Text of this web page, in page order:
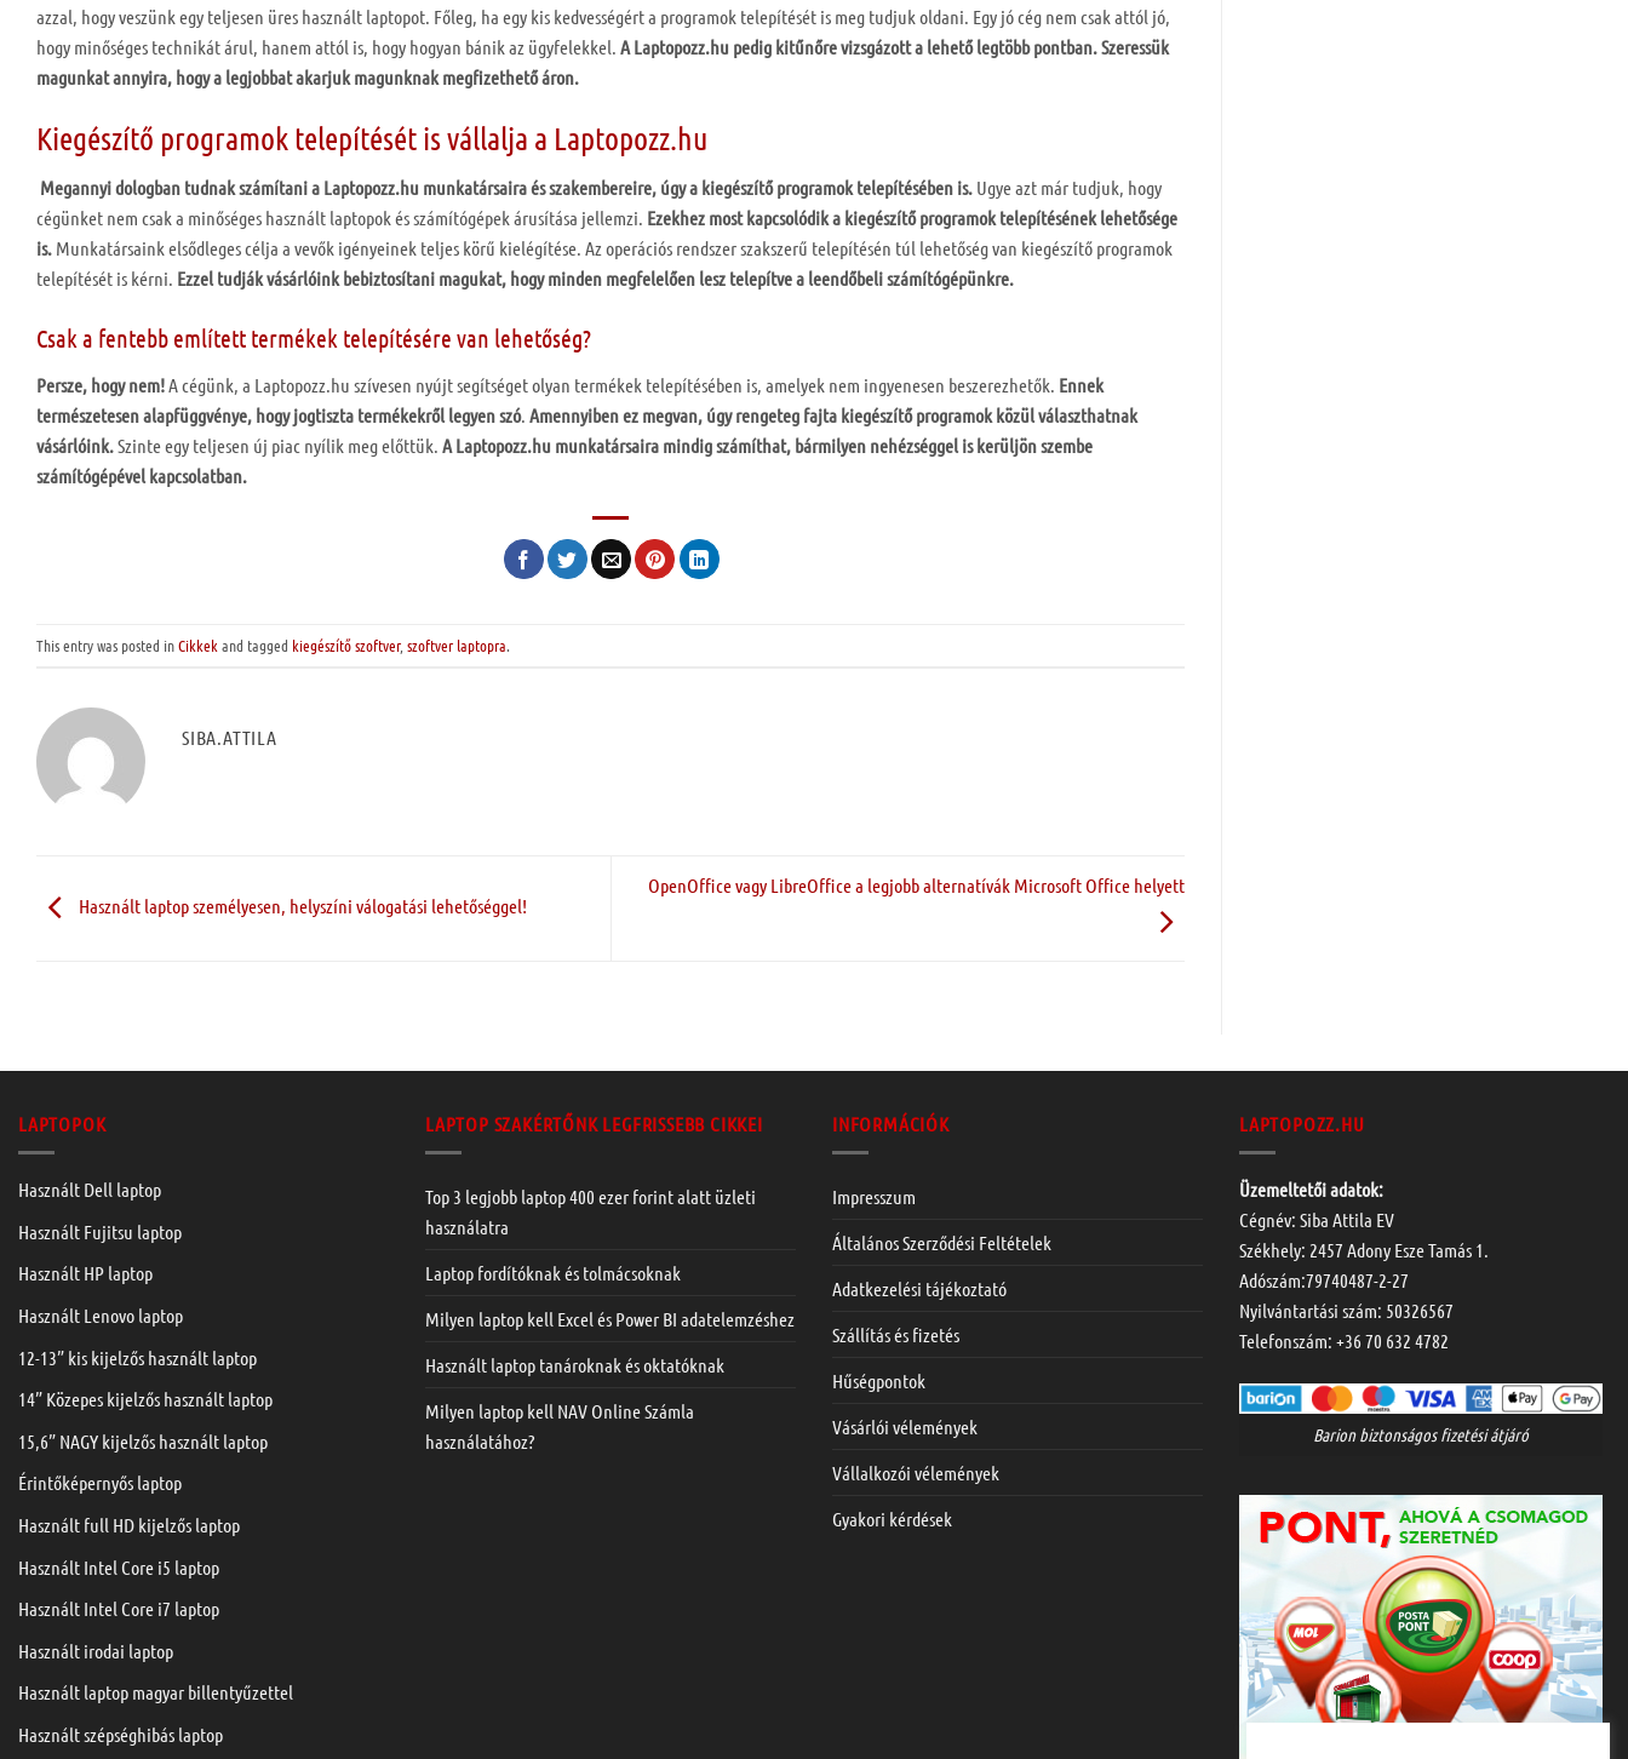
azzal, hogy veszünk egy teljesen üres használt laptopot. Főleg, ha egy kis kedvességért a programok telepítését is meg tudjuk oldani. Egy jó cég nem csak attól jó,
hogy minőséges technikát árul, hanem attól is, hogy hogyan bánik az ügyfelekkel. A Laptopozz.hu pedig kitűnőre vizsgázott a lehető legtöbb pontban. Szeressük
magunkat annyira, hogy a legjobbat akarjuk magunknak megfizethető áron.
Kiegészítő programok telepítését is vállalja a Laptopozz.hu
Megannyi dologban tudnak számítani a Laptopozz.hu munkatársaira és szakembereire, úgy a kiegészítő programok telepítésében is. Ugye azt már tudjuk, hogy
cégünket nem csak a minőséges használt laptopok és számítógépek árusítása jellemzi. Ezekhez most kapcsolódik a kiegészítő programok telepítésének lehetősége
is. Munkatársaink elsődleges célja a vevők igényeinek teljes körű kielégítése. Az operációs rendszer szakszerű telepítésén túl lehetőség van kiegészítő programok
telepítését is kérni. Ezzel tudják vásárlóink bebiztosítani magukat, hogy minden megfelelően lesz telepítve a leendőbeli számítógépünkre.
Csak a fentebb említett termékek telepítésére van lehetőség?
Persze, hogy nem!A cégünk, a Laptopozz.hu szívesen nyújt segítséget olyan termékek telepítésében is, amelyek nem ingyenesen beszerezhetők. Ennek
természetesen alapfüggvénye, hogy jogtiszta termékekről legyen szó. Amennyiben ez megvan, úgy rengeteg fajta kiegészítő programok közül választhatnak
vásárlóink.Szinte egy teljesen új piac nyílik meg előttük. A Laptopozz.hu munkatársaira mindig számíthat, bármilyen nehézséggel is kerüljön szembe
számítógépével kapcsolatban.
This entry was posted inCikkek and tagged kiegészítő szoftver, szoftver laptopra.
SIBA.ATTILA
Használt laptop személyesen, helyszíni válogatási lehetőséggel!
OpenOffice vagy LibreOffice a legjobb alternatívák Microsoft Office helyett
LAPTOPOK
Használt Dell laptop
Használt Fujitsu laptop
Használt HP laptop
Használt Lenovo laptop
12-13” kis kijelzős használt laptop
14” Közepes kijelzős használt laptop
15,6” NAGY kijelzős használt laptop
Érintőképernyős laptop
Használt full HD kijelzős laptop
Használt Intel Core i5 laptop
Használt Intel Core i7 laptop
Használt irodai laptop
Használt laptop magyar billentyűzettel
Használt szépséghibás laptop
LAPTOP SZAKÉRTŐNK LEGFRISSEBB CIKKEI
Top 3 legjobb laptop 400 ezer forint alatt üzleti
használatra
Laptop fordítóknak és tolmácsoknak
Milyen laptop kell Excel és Power BI adatelemzéshez
Használt laptop tanároknak és oktatóknak
Milyen laptop kell NAV Online Számla
használatához?
INFORMÁCIÓK
Impresszum
Általános Szerződési Feltételek
Adatkezelési tájékoztató
Szállítás és fizetés
Hűségpontok
Vásárlói vélemények
Vállalkozói vélemények
Gyakori kérdések
LAPTOPOZZ.HU
Üzemeltetői adatok:
Cégnév: Siba Attila EV
Székhely: 2457 Adony Esze Tamás 1.
Adószám:79740487-2-27
Nyilvántartási szám: 50326567
Telefonszám: +36 70 632 4782
Barion biztonságos fizetési átjáró